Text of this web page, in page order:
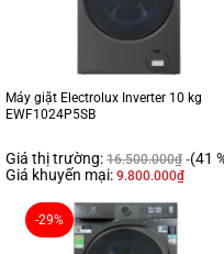
Máy giặt Electrolux Inverter 10 kg
EWF1024P5SB
Giá thị trường: 16.500.000₫ (41
Giá khuyến mại: 9.800.000₫
-29%